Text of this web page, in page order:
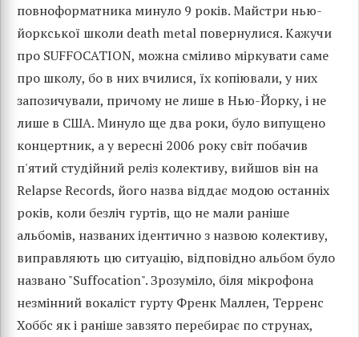
повноформатника минуло 9 років. Майстри нью-
йоркської школи death metal повернулися. Кажучи
про SUFFOCATION, можна сміливо міркувати саме
про школу, бо в них вчилися, їх копіювали, у них
запозичували, причому не лише в Нью-Йорку, і не
лише в США. Минуло ще два роки, було випущено
концертник, а у вересні 2006 року світ побачив
п'ятий студійний реліз колективу, вийшов він на
Relapse Records, його назва віддає модою останніх
років, коли безліч гуртів, що не мали раніше
альбомів, названих ідентично з назвою колективу,
виправляють цю ситуацію, відповідно альбом було
названо "Suffocation". Зрозуміло, біля мікрофона
незмінний вокаліст гурту Френк Маллен, Терренс
Хоббс як і раніше завзято перебирає по струнах,